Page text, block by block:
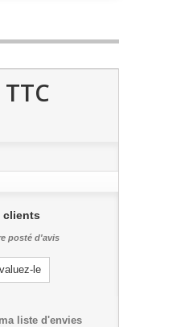
TTC
clients
posté d'avis
le
liste d'envies